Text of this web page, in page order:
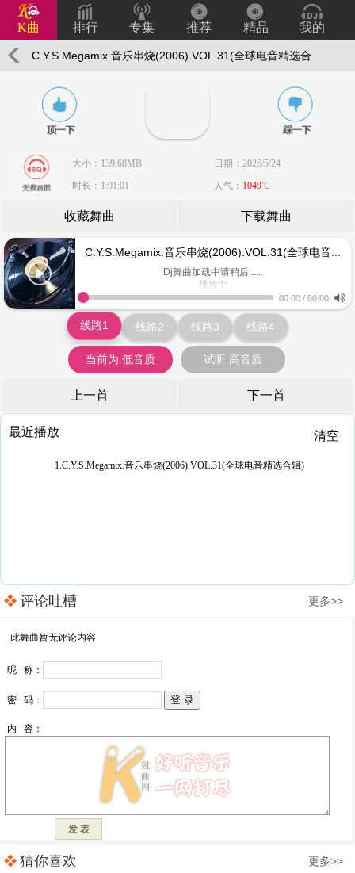
K曲 排行 专集 推荐 精品 我的
C.Y.S.Megamix.音乐串烧(2006).VOL.31(全球电音精选合
大小：139.68MB
日期：2026/5/24
时长：1:01:01
人气： 1049℃
收藏舞曲 下载舞曲
C.Y.S.Megamix.音乐串烧(2006).VOL.31(全球电音精选合辑)
Dj舞曲加载中请稍后......
播放中
www.keiqu.com
00:00 / 00:00
线路1 线路2 线路3 线路4
当前为:低音质 试听 高音质
上一首 下一首
最近播放 清空
1.C.Y.S.Megamix.音乐串烧(2006).VOL.31(全球电音精选合辑)
评论吐槽 更多>>
猜你喜欢 更多>>